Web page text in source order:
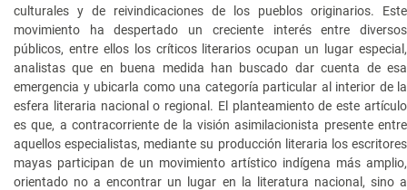
culturales y de reivindicaciones de los pueblos originarios. Este
movimiento ha despertado un creciente interés entre diversos
públicos, entre ellos los críticos literarios ocupan un lugar especial,
analistas que en buena medida han buscado dar cuenta de esa
emergencia y ubicarla como una categoría particular al interior de la
esfera literaria nacional o regional. El planteamiento de este artículo
es que, a contracorriente de la visión asimilacionista presente entre
aquellos especialistas, mediante su producción literaria los escritores
mayas participan de un movimiento artístico indígena más amplio,
orientado no a encontrar un lugar en la literatura nacional, sino a